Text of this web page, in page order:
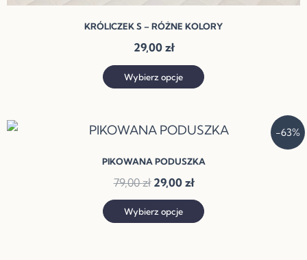
KRÓLICZEK S – RÓŻNE KOLORY
29,00 zł
Wybierz opcje
-63%
PIKOWANA PODUSZKA
79,00zł
Pierwotna
wynosiła:
79,00 zł.
29,00 zł
Aktualna
wynosi:
Wybierz opcje
Ten
ma
wariantów.